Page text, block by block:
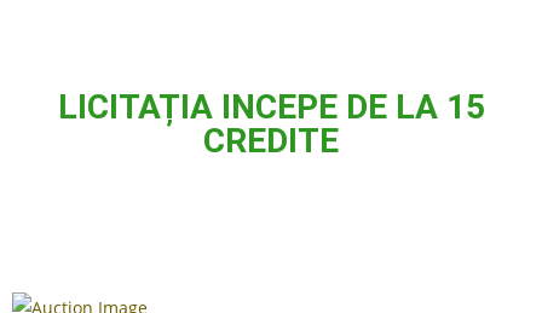
LICITAȚIA INCEPE DE LA 15
CREDITE